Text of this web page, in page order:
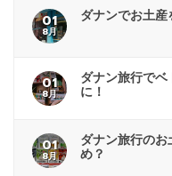
01
8月
ダナンでお土
01
8月
ダナン旅行で
に！
01
8月
ダナン旅行の
め？